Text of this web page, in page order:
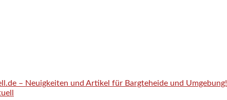
– Neuigkeiten und Artikel für Bargteheide und Umgebung!